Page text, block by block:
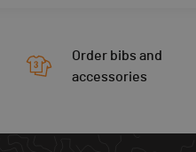
Order bibs and
accessories